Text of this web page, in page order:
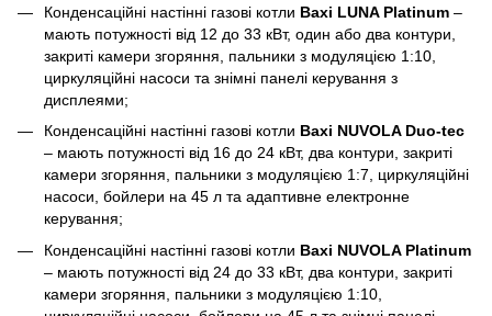
Конденсаційні настінні газові котли Baxi LUNA Platinum –
мають потужності від 12 до 33 кВт, один або два контури,
закриті камери згоряння, пальники з модуляцією 1:10,
циркуляційні насоси та знімні панелі керування з
дисплеями;
Конденсаційні настінні газові котли Baxi NUVOLA Duo-tec
– мають потужності від 16 до 24 кВт, два контури, закриті
камери згоряння, пальники з модуляцією 1:7, циркуляційні
насоси, бойлери на 45 л та адаптивне електронне
керування;
Конденсаційні настінні газові котли Baxi NUVOLA Platinum
– мають потужності від 24 до 33 кВт, два контури, закриті
камери згоряння, пальники з модуляцією 1:10,